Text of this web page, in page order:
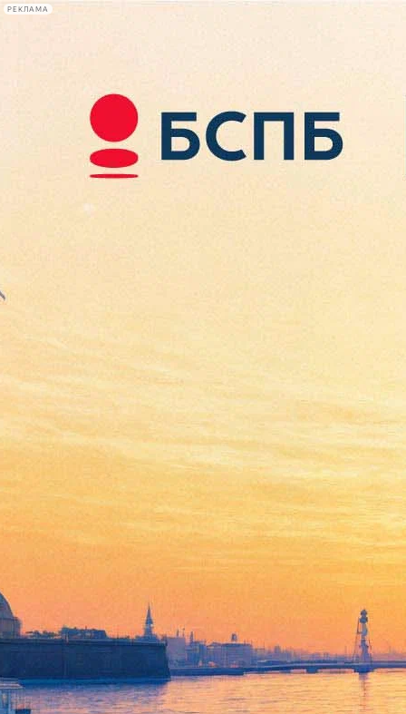
РЕКЛАМА
Сегодня:
2026.08.07
12:39
Афиша Plus
Новая серия вампирской
франшизы "Сумерки. Сага.
Рассвет" удерживает
лидерство в российском
28 ноября 2012,